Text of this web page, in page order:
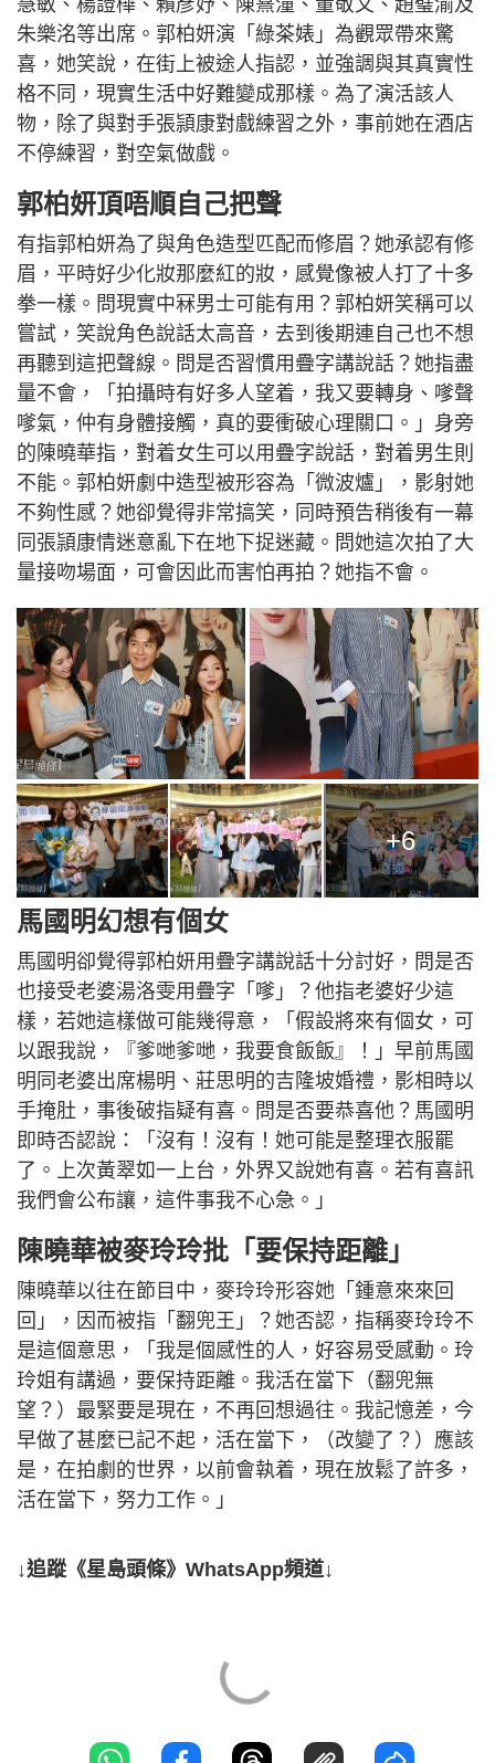
慧敏、楊證樺、賴彥妤、陳熹潼、董敬文、趙璧渝及
朱樂洺等出席。郭柏妍演「綠茶婊」為觀眾帶來驚
喜，她笑說，在街上被途人指認，並強調與其真實性
格不同，現實生活中好難變成那樣。為了演活該人
物，除了與對手張頴康對戲練習之外，事前她在酒店
不停練習，對空氣做戲。
郭柏妍頂唔順自己把聲
有指郭柏妍為了與角色造型匹配而修眉？她承認有修
眉，平時好少化妝那麼紅的妝，感覺像被人打了十多
拳一樣。問現實中冧男士可能有用？郭柏妍笑稱可以
嘗試，笑說角色說話太高音，去到後期連自己也不想
再聽到這把聲線。問是否習慣用疊字講說話？她指盡
量不會，「拍攝時有好多人望着，我又要轉身、嗲聲
嗲氣，仲有身體接觸，真的要衝破心理關口。」身旁
的陳曉華指，對着女生可以用疊字說話，對着男生則
不能。郭柏妍劇中造型被形容為「微波爐」，影射她
不夠性感？她卻覺得非常搞笑，同時預告稍後有一幕
同張頴康情迷意亂下在地下捉迷藏。問她這次拍了大
量接吻場面，可會因此而害怕再拍？她指不會。
+6
馬國明幻想有個女
馬國明卻覺得郭柏妍用疊字講說話十分討好，問是否
也接受老婆湯洛雯用疊字「嗲」？他指老婆好少這
樣，若她這樣做可能幾得意，「假設將來有個女，可
以跟我說，『爹哋爹哋，我要食飯飯』！」早前馬國
明同老婆出席楊明、莊思明的吉隆坡婚禮，影相時以
手掩肚，事後破指疑有喜。問是否要恭喜他？馬國明
即時否認說：「沒有！沒有！她可能是整理衣服罷
了。上次黃翠如一上台，外界又說她有喜。若有喜訊
我們會公布讓，這件事我不心急。」
陳曉華被麥玲玲批「要保持距離」
陳曉華以往在節目中，麥玲玲形容她「鍾意來來回
回」，因而被指「翻兜王」？她否認，指稱麥玲玲不
是這個意思，「我是個感性的人，好容易受感動。玲
玲姐有講過，要保持距離。我活在當下（翻兜無
望？）最緊要是現在，不再回想過往。我記憶差，今
早做了甚麼已記不起，活在當下，（改變了？）應該
是，在拍劇的世界，以前會執着，現在放鬆了許多，
活在當下，努力工作。」
↓追蹤《星島頭條》WhatsApp頻道↓